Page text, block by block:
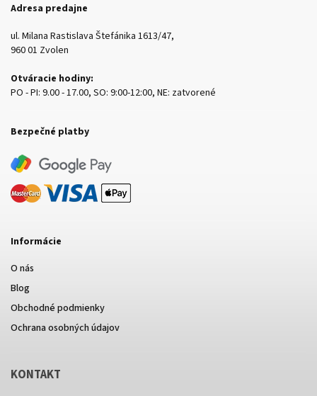
Adresa predajne
ul. Milana Rastislava Štefánika 1613/47,
960 01 Zvolen
Otváracie hodiny:
PO - PI: 9.00 - 17.00, SO: 9:00-12:00, NE: zatvorené
Bezpečné platby
Informácie
O nás
Blog
Obchodné podmienky
Ochrana osobných údajov
KONTAKT